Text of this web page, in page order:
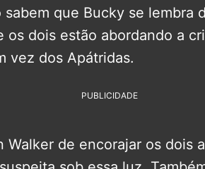
que Bucky se lembra
os dois estão abordando a
vez dos Apátridas.
PUBLICIDADE
de encorajar os dois